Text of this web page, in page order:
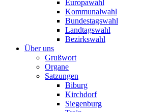
Europawahl
Kommunalwahl
Bundestagswahl
Landtagswahl
Bezirkswahl
Über uns
Grußwort
Organe
Satzungen
Biburg
Kirchdorf
Siegenburg